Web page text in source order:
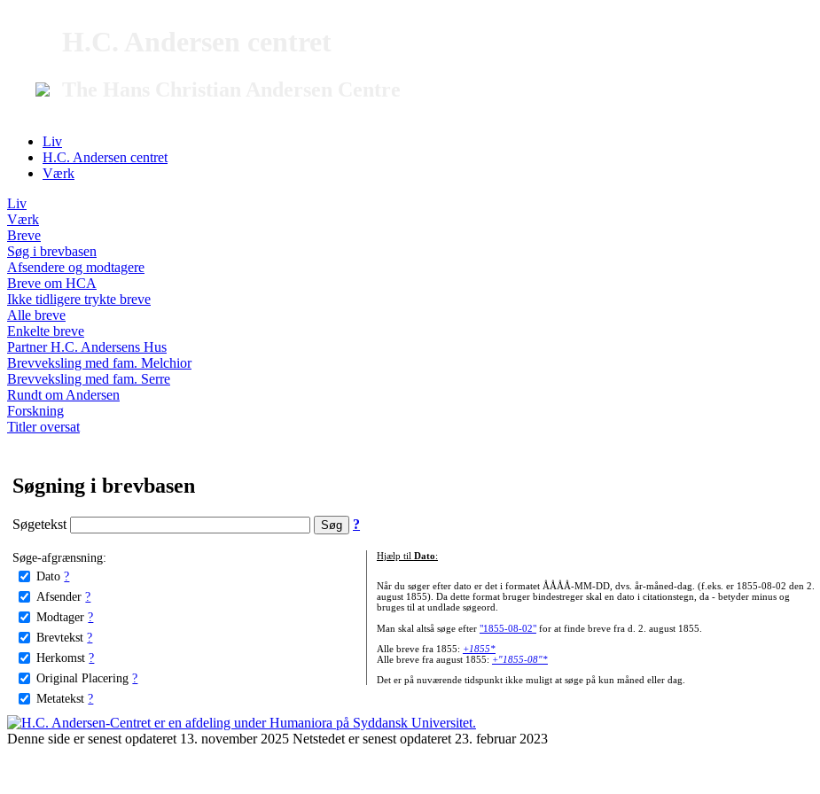
Liv
H.C. Andersen centret
Værk
Liv
Værk
Breve
Søg i brevbasen
Afsendere og modtagere
Breve om HCA
Ikke tidligere trykte breve
Alle breve
Enkelte breve
Partner H.C. Andersens Hus
Brevveksling med fam. Melchior
Brevveksling med fam. Serre
Rundt om Andersen
Forskning
Titler oversat
Søgning i brevbasen
Søgetekst ?
Søge-afgrænsning:
Dato ?
Afsender ?
Modtager ?
Brevtekst ?
Herkomst ?
Original Placering ?
Metatekst ?
Hjælp til Dato:
Når du søger efter dato er det i formatet ÅÅÅÅ-MM-DD, dvs. år-måned-dag. (f.eks. er 1855-08-02 den 2.
august 1855). Da dette format bruger bindestreger skal en dato i citationstegn, da - betyder minus og
bruges til at undlade søgeord.
Man skal altså søge efter "1855-08-02"for at finde breve fra d. 2. august 1855.
Alle breve fra 1855: +1855*
Alle breve fra august 1855: +"1855-08"*
Det er på nuværende tidspunkt ikke muligt at søge på kun måned eller dag.
Denne side er senest opdateret 13. november 2025 Netstedet er senest opdateret 23. februar 2023